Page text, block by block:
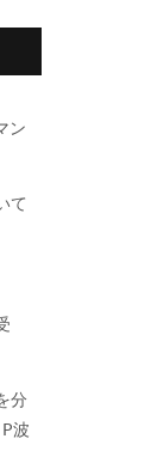
ン
て
分
波